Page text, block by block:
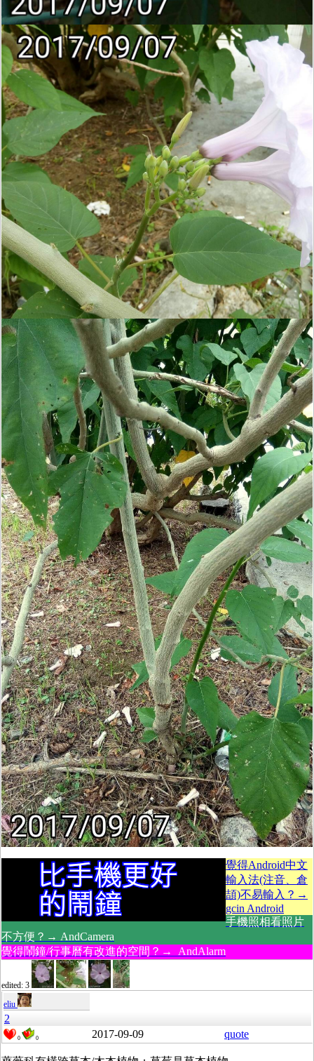
覺得Android中文
輸入法(注音、倉
頡)不易輸入？→
gcin Android
手機照相看照片
不方便？→ AndCamera
覺得鬧鐘/行事曆有改進的空間？→ AndAlarm
edited: 3
eliu
2
0 0 2017-09-09 quote